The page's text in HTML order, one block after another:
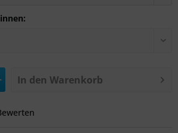
In den Warenkorb